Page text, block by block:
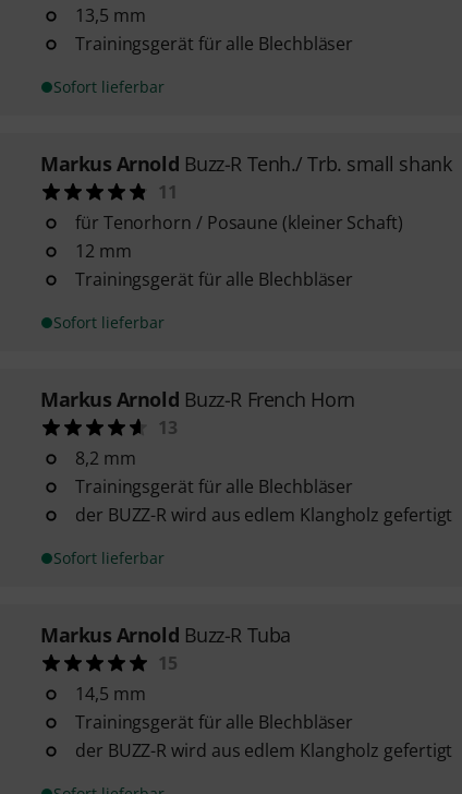
13,5 mm
Trainingsgerät für alle Blechbläser
Sofort lieferbar
Markus Arnold Buzz-R Tenh./ Trb. small shank
11
für Tenorhorn / Posaune (kleiner Schaft)
12 mm
Trainingsgerät für alle Blechbläser
Sofort lieferbar
Markus Arnold Buzz-R French Horn
13
8,2 mm
Trainingsgerät für alle Blechbläser
der BUZZ-R wird aus edlem Klangholz gefertigt
Sofort lieferbar
Markus Arnold Buzz-R Tuba
15
14,5 mm
Trainingsgerät für alle Blechbläser
der BUZZ-R wird aus edlem Klangholz gefertigt